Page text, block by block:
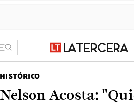
HISTÓRICO
Nelson Acosta: